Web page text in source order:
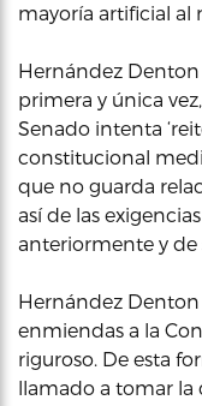
mayoría artificial al
Hernández Denton
primera y única
Senado intenta
constitucional
que no guarda
así de las
anteriormente y de
Hernández Denton
enmiendas a la
riguroso. De esta
llamado a tomar la